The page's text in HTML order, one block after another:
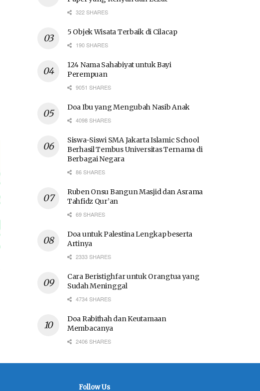
322 SHARES
5 Objek Wisata Terbaik di Cilacap
190 SHARES
124 Nama Sahabiyat untuk Bayi
Perempuan
9051 SHARES
Doa Ibu yang Mengubah Nasib Anak
4098 SHARES
Siswa-Siswi SMA Jakarta Islamic School
Berhasil Tembus Universitas Ternama di
Berbagai Negara
86 SHARES
Ruben Onsu Bangun Masjid dan Asrama
Tahfidz Qur’an
69 SHARES
Doa untuk Palestina Lengkap beserta
Artinya
2333 SHARES
Cara Beristighfar untuk Orangtua yang
Sudah Meninggal
4734 SHARES
Doa Rabithah dan Keutamaan
Membacanya
2406 SHARES
Follow Us